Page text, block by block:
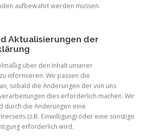
aufbewahrt werden müssen.
Aktualisierungen der
über den Inhalt unserer
informieren. Wir passen die
sobald die Änderungen der von uns
dies erforderlich machen. Wir
durch die Änderungen eine
(z.B. Einwilligung) oder eine sonstige
erforderlich wird.